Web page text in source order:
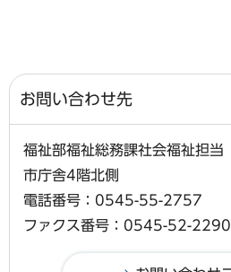
お問い合わせ先
福祉部福祉総務課社会福祉担当
市庁舎4階北側
電話番号：0545-55-2757
ファクス番号：0545-52-2290